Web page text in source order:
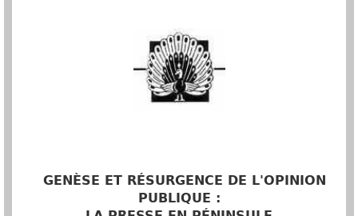
GENÈSE ET RÉSURGENCE DE L'OPINION
PUBLIQUE :